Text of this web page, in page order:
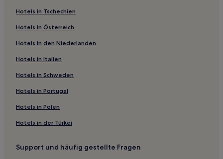
Hotels nahe Straßenbahnhaltestelle Josefstädter Straße
Hotels nahe Straßenbahnhaltestelle Franz-Josefs-
Bahnhof
Hotels nahe Bahnhof Landstraße
Hotels nahe Straßenbahnhaltestelle Lange Gasse
Hotels nahe Straßenbahnhaltestelle Hütteldorfer Straße
Hotels nahe Bahnhof Schweglerstraße
Hotels nahe Straßenbahnhaltestelle
Hotels nahe Architekturzentrum
Hotels in Tschechien
Hotels in Österreich
Hotels in den Niederlanden
Hotels in Italien
Hotels in Schweden
Hotels in Portugal
Hotels in Polen
Hotels in der Türkei
Support und häufig gestellte Fragen